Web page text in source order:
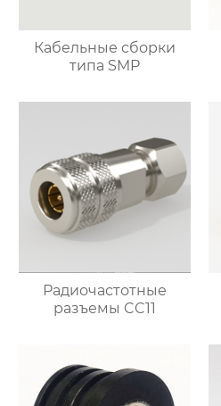
Кабельные сборки
типа SMP
Радиочастотные
разъемы CC11